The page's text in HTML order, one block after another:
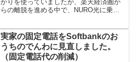
かりを使っていましたが、楽天経済圏か
らの離脱を進める中で、NURO光に乗り
らない。各種キャンペーン・切り替え月
の過ごし方、トラブルの回復経緯などを
説明します。
実家の固定電話をSoftbankのお
うちのでんわに見直しました。
（固定電話代の削減）